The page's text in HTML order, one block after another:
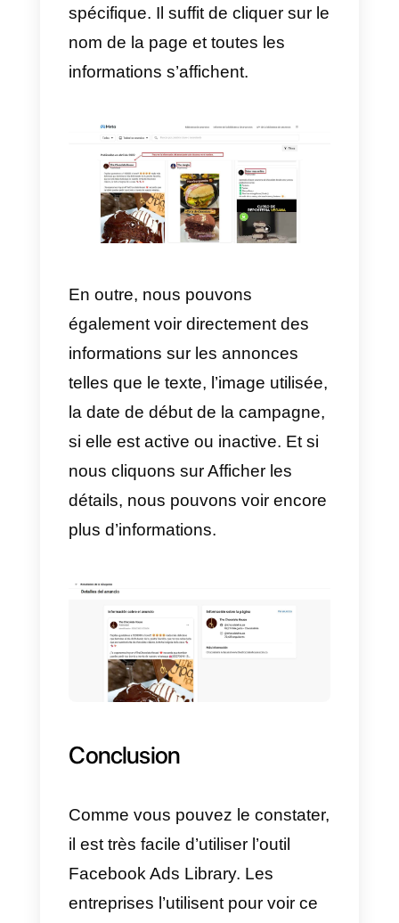
procéder.
Cas A
Si nous choisissons d’étudier
entreprise ou une page
spécifique. Après avoir recherché
le mot-clé, les pages les plus
ces annonceurs sont affichées. Il
suffit de cliquer sur la page que
l’on veut étudier pour voir ses
informations. Vous devez tenir
compte du fait que, parfois, tous
les annonceurs ne sont pas
affichés en raison d’une
montrés directement tous les
annonceurs nous devons choisir
dans le premier filtre (tous les